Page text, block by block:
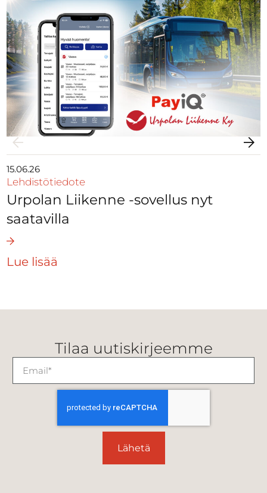
15.06.26
Lehdistötiedote
Urpolan Liikenne -sovellus nyt
saatavilla
Lue lisää
Tilaa uutiskirjeemme
Lähetä